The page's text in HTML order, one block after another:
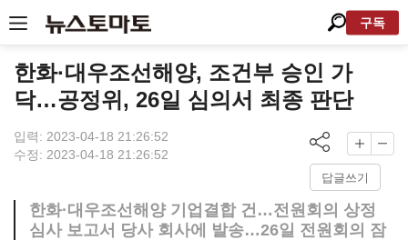
구독
한화·대우조선해양, 조건부 승인 가
닥…공정위, 26일 심의서 최종 판단
입력: 2023-04-18 21:26:52
수정: 2023-04-18 21:26:52
답글쓰기
한화·대우조선해양 기업결합 건…전원회의 상정
심사 보고서 당사 회사에 발송…26일 전원회의 잠